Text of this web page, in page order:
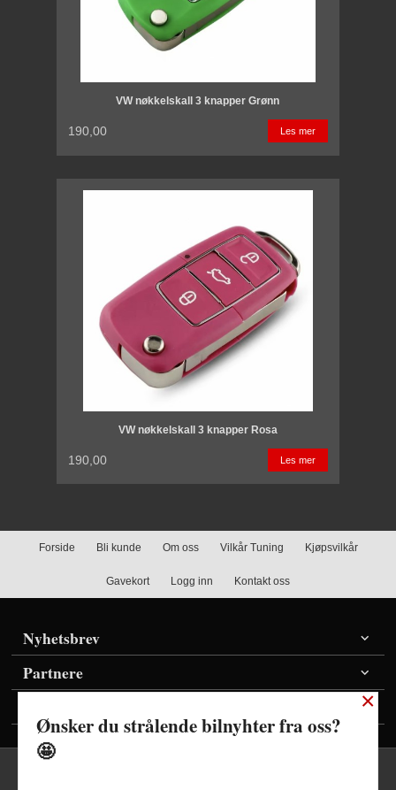
VW nøkkelskall 3 knapper Grønn
190,00 Les mer
VW nøkkelskall 3 knapper Rosa
190,00 Les mer
Forside Bli kunde Om oss Vilkår Tuning Kjøpsvilkår
Gavekort Logg inn Kontakt oss
Nyhetsbrev
Partnere
×
Ønsker du strålende bilnyhter fra oss?
🤩